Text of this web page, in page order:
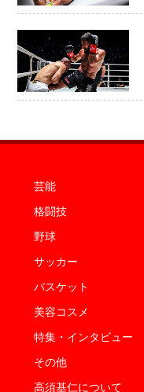
芸能
格闘技
野球
サッカー
バスケット
美容コスメ
特集・インタビュー
その他
高須基仁について